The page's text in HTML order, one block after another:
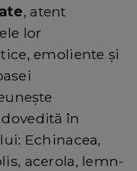
, atent
lor
emoliente și
în
Echinacea,
acerola, lemn-